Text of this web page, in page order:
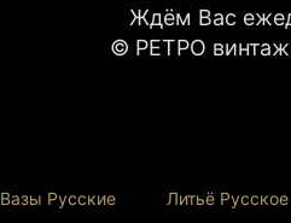
Ждём Вас
© РЕТРО
Вазы Русские Литьё Русское